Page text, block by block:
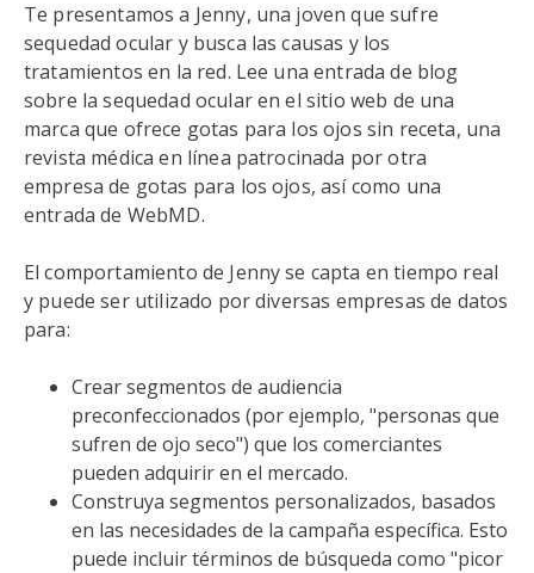
Te presentamos a Jenny, una joven que sufre
sequedad ocular y busca las causas y los
tratamientos en la red. Lee una entrada de blog
sobre la sequedad ocular en el sitio web de una
marca que ofrece gotas para los ojos sin receta, una
revista médica en línea patrocinada por otra
empresa de gotas para los ojos, así como una
entrada de WebMD.
El comportamiento de Jenny se capta en tiempo real
y puede ser utilizado por diversas empresas de datos
para:
Crear segmentos de audiencia
preconfeccionados (por ejemplo, "personas que
sufren de ojo seco") que los comerciantes
pueden adquirir en el mercado.
Construya segmentos personalizados, basados
en las necesidades de la campaña específica. Esto
puede incluir términos de búsqueda como "picor